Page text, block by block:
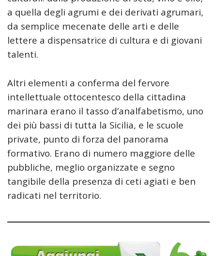
a quella degli agrumi e dei derivati agrumari,
da semplice mecenate delle arti e delle
lettere a dispensatrice di cultura e di giovani
talenti.
Altri elementi a conferma del fervore
intellettuale ottocentesco della cittadina
marinara erano il tasso d’analfabetismo, uno
dei più bassi di tutta la Sicilia, e le scuole
private, punto di forza del panorama
formativo. Erano di numero maggiore delle
pubbliche, meglio organizzate e segno
tangibile della presenza di ceti agiati e ben
radicati nel territorio.